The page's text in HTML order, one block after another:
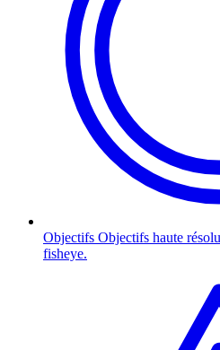
Objectifs Objectifs haute
fisheye.